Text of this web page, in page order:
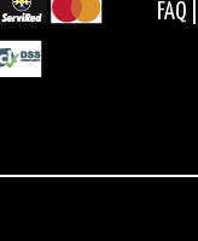
FAQ |